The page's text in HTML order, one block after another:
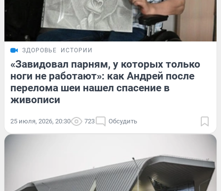
ЗДОРОВЬЕ ИСТОРИИ
«Завидовал парням, у которых только
ноги не работают»: как Андрей после
перелома шеи нашел спасение в
живописи
25 июля, 2026, 20:30 723 Обсудить